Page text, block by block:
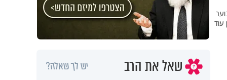
עוד
שאל את הרב יש לך שאלה?